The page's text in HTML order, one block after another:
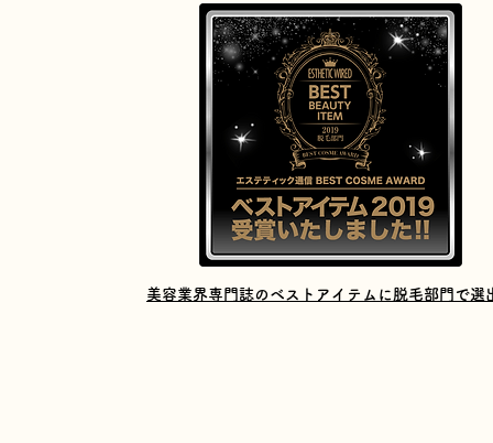
美容業界専門誌のベストアイテムに脱毛部門で選